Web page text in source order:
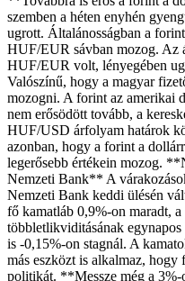
szemben a héten enyhén
ugrott. Általánosságban a
HUF/EUR sávban mozog. Az
HUF/EUR volt, lényegében
Valószínű, hogy a magyar
mozogni. A forint az amerikai
nem erősödött tovább, a
HUF/USD árfolyam határok
azonban, hogy a forint a
legerősebb értékein mozog.
Nemzeti Bank** A
Nemzeti Bank keddi ülésén
fő kamatláb 0,9%-on maradt,
többletlikviditásának
is -0,15%-on stagnál. A
más eszközt is alkalmaz, hogy
politikát. **Messze még a